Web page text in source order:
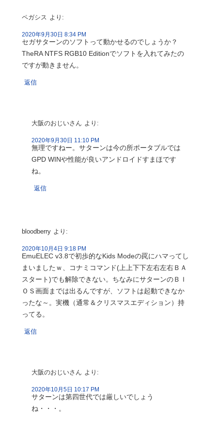
ペガシス より:
2020年9月30日 8:34 PM
セガサターンのソフトって動かせるのでしょうか？
TheRA NTFS RGB10 Editionでソフトを入れてみたの
ですが動きません。
返信
大阪のおじいさん より:
2020年9月30日 11:10 PM
無理ですねー。サターンは今の所ポータブルでは
GPD WINや性能が良いアンドロイドすまほです
ね。
返信
bloodberry より:
2020年10月4日 9:18 PM
EmuELEC v3.8で初歩的なKids Modeの罠にハマってし
まいましたｗ、コナミコマンド(上上下下左右左右ＢＡ
スタート)でも解除できない。ちなみにサターンのＢＩ
ＯＳ画面までは出るんですが、ソフトは起動できなか
ったな～。実機（通常＆クリスマスエディション）持
ってる。
返信
大阪のおじいさん より:
2020年10月5日 10:17 PM
サターンは第四世代では厳しいでしょう
ね・・・。